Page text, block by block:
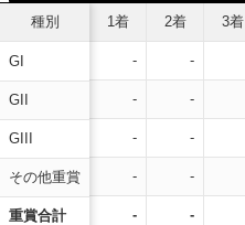
種別
GI
GII
GIII
その他重賞
重賞合計
1着 2着 3着
- -
- -
- -
- -
- -